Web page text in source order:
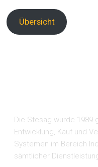
Übersicht
Die Stesag wurde 1989
Entwicklung, Kauf und
Systemen im Bereich
sämtlicher